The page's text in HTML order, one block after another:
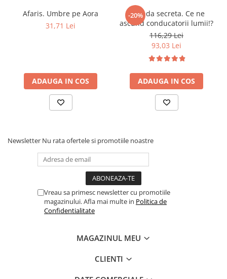
Umor
Birotica & Papetarie
Accesorii Arhivare
Calculator
Hartie si Accesorii
Instrumente de scris
Seturi birotica
Articole scolare
Caiete si Carnetele scolare
Coperti, Mape, Etichete
Ghiozdane si Penare scolare
Instrumente si Truse Geometrie
Consumabile & Accesorii
Afaris. Umbre pe Aora
31,71 Lei
ADAUGA IN COS
-20%
Agenda secreta. Ce ne
ascund conducatorii lumii!?
116,29 Lei
93,03 Lei
ADAUGA IN COS
Newsletter Nu rata ofertele si promotiile noastre
Vreau sa primesc newsletter cu promotiile
magazinului. Afla mai multe in Politica de
Confidentialitate
MAGAZINUL MEU
CLIENTI